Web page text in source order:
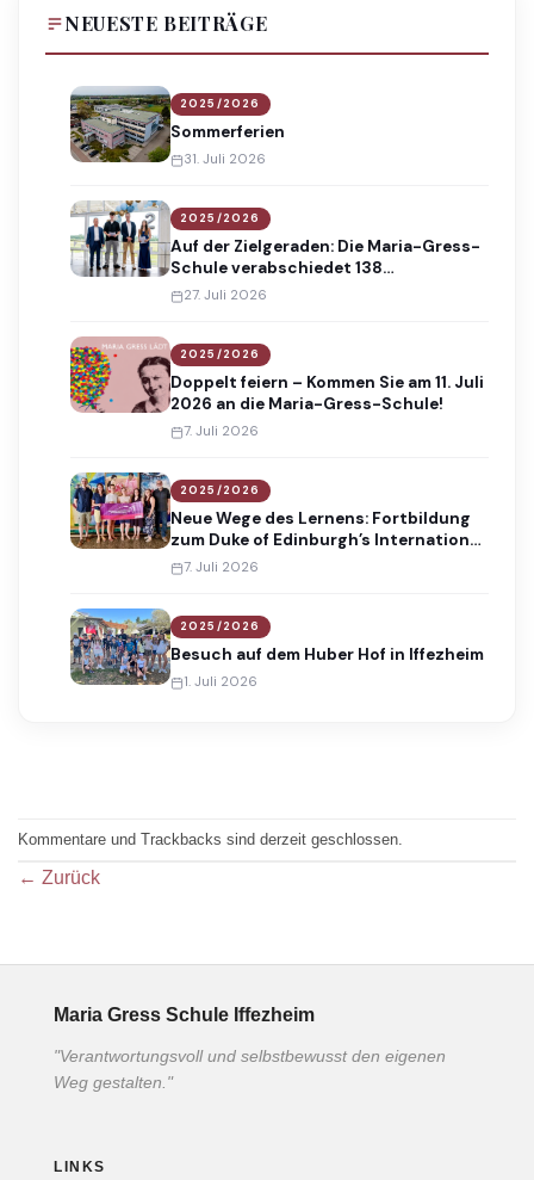
NEUESTE BEITRÄGE
2025/2026
Sommerferien
31. Juli 2026
2025/2026
Auf der Zielgeraden: Die Maria-Gress-
Schule verabschiedet 138
Absolventinnen und Absolventen
27. Juli 2026
2025/2026
Doppelt feiern – Kommen Sie am 11. Juli
2026 an die Maria-Gress-Schule!
7. Juli 2026
2025/2026
Neue Wege des Lernens: Fortbildung
zum Duke of Edinburgh’s International
Award
7. Juli 2026
2025/2026
Besuch auf dem Huber Hof in Iffezheim
1. Juli 2026
Kommentare und Trackbacks sind derzeit geschlossen.
← Zurück
Maria Gress Schule Iffezheim
"Verantwortungsvoll und selbstbewusst den eigenen
Weg gestalten."
LINKS